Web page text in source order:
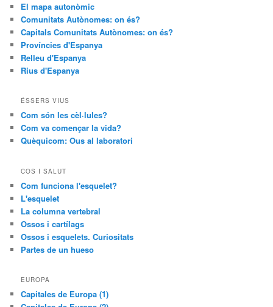
El mapa autonòmic
Comunitats Autònomes: on és?
Capitals Comunitats Autònomes: on és?
Províncies d'Espanya
Relleu d'Espanya
Rius d'Espanya
ÉSSERS VIUS
Com són les cèl·lules?
Com va començar la vida?
Quèquicom: Ous al laboratori
COS I SALUT
Com funciona l'esquelet?
L'esquelet
La columna vertebral
Ossos i cartílags
Ossos i esquelets. Curiositats
Partes de un hueso
EUROPA
Capitales de Europa (1)